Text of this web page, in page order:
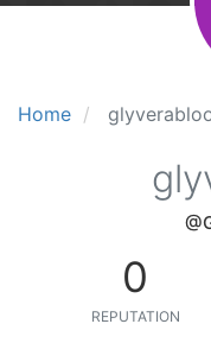
Home
0
REPUTATION